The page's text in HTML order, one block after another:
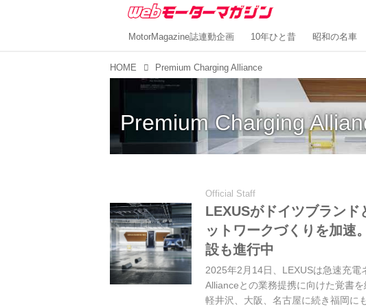
MotorMagazine誌連動企画 10年ひと昔 昭和の名車
HOME Premium Charging Alliance
Premium Charging
Official Staff
LEXUSがドイツブラン
ットワークづくりを加速
設も進行中
2025年2月14日、LEXUSは急速充
Allianceとの業務提携に向けた覚書
軽井沢、大阪、名古屋に続き福岡に